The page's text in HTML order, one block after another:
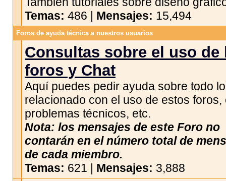
Temas: 486 | Mensajes: 15,494
Foros de ayuda técnica a nuestros usuarios
Consultas sobre el uso de
foros y Chat
Aquí puedes pedir ayuda sobre todo lo
relacionado con el uso de estos foros,
problemas técnicos, etc.
Nota: los mensajes de este Foro no
contarán en el número total de
de cada miembro.
Temas: 621 | Mensajes: 3,888